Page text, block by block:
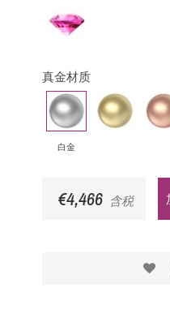
粉
红
宝
真金材质
白
金
白金
黄
金
玫
瑰
€4,466 含税